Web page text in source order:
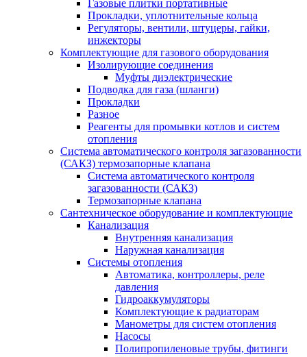
Газовые плитки портативные
Прокладки, уплотнительные кольца
Регуляторы, вентили, штуцеры, гайки,
инжекторы
Комплектующие для газового оборудования
Изолирующие соединения
Муфты диэлектрические
Подводка для газа (шланги)
Прокладки
Разное
Реагенты для промывки котлов и систем
отопления
Система автоматического контроля загазованности
(САКЗ) термозапорные клапана
Система автоматического контроля
загазованности (САКЗ)
Термозапорные клапана
Сантехническое оборудование и комплектующие
Канализация
Внутренняя канализация
Наружная канализация
Системы отопления
Автоматика, контроллеры, реле
давления
Гидроаккумуляторы
Комплектующие к радиаторам
Манометры для систем отопления
Насосы
Полипропиленовые трубы, фитинги